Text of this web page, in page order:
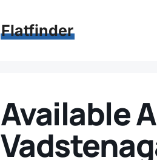
Flatfinder
Available